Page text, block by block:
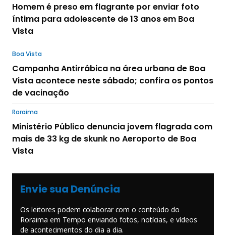
Homem é preso em flagrante por enviar foto
íntima para adolescente de 13 anos em Boa
Vista
Boa Vista
Campanha Antirrábica na área urbana de Boa
Vista acontece neste sábado; confira os pontos
de vacinação
Roraima
Ministério Público denuncia jovem flagrada com
mais de 33 kg de skunk no Aeroporto de Boa
Vista
Envie sua Denúncia
Os leitores podem colaborar com o conteúdo do
Roraima em Tempo enviando fotos, notícias, e vídeos
de acontecimentos do dia a dia.